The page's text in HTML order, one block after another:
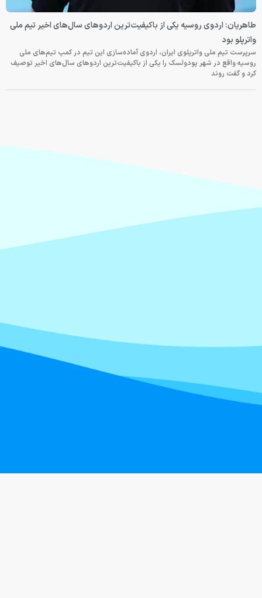
طاهریان: اردوی روسیه یکی از باکیفیت‌ترین اردوهای سال‌های اخیر تیم ملی
واترپلو بود
سرپرست تیم ملی واترپلوی ایران، اردوی آماده‌سازی این تیم در کمپ تیم‌های ملی
روسیه واقع در شهر پودولسک را یکی از باکیفیت‌ترین اردوهای سال‌های اخیر توصیف
کرد و گفت روند